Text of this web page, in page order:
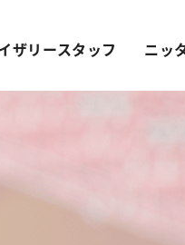
ザリースタッフ ニッ